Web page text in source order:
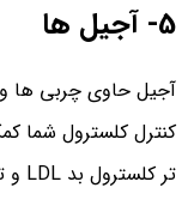
5- آجیل ها
آجیل حاوی چربی ها و
کنترل کلسترول شما
تر کلسترول بد LDL و تری گلیسیرید مرتبط است.